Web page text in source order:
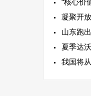
“核心价
凝聚开
山东跑
夏季达
我国将